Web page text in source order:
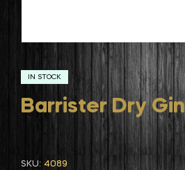
IN STOCK
Barrister Dry Gin
SKU: 4089